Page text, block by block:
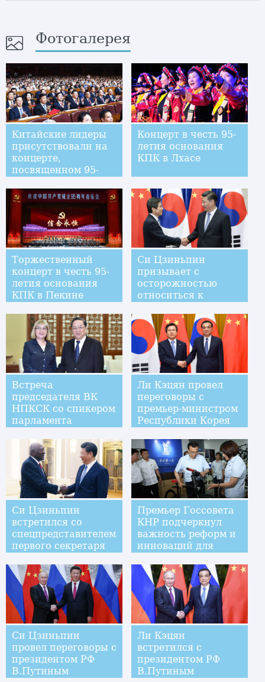
Фотогалерея
Китайские лидеры
присутствовали на
концерте,
посвященном 95-
Концерт в честь 95-
летия основания
КПК в Лхасе
Торжественный
концерт в честь 95-
летия основания
КПК в Пекине
Си Цзиньпин
призывает с
осторожностью
относиться к
разместить систему
ПРО в Республике
Корея
Встреча
председателя ВК
НПКСК со спикером
парламента
Ли Кэцян провел
переговоры с
премьер-министром
Республики Корея
Си Цзиньпин
встретился со
спецпредставителем
первого секретаря
Коммунистической
партии Кубы
Премьер Госсовета
КНР подчеркнул
важность реформ и
инноваций для
Си Цзиньпин
провел переговоры с
президентом РФ
В.Путиным
Ли Кэцян
встретился с
президентом РФ
В.Путиным